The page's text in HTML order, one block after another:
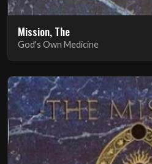
Mission, The
God's Own Medicine